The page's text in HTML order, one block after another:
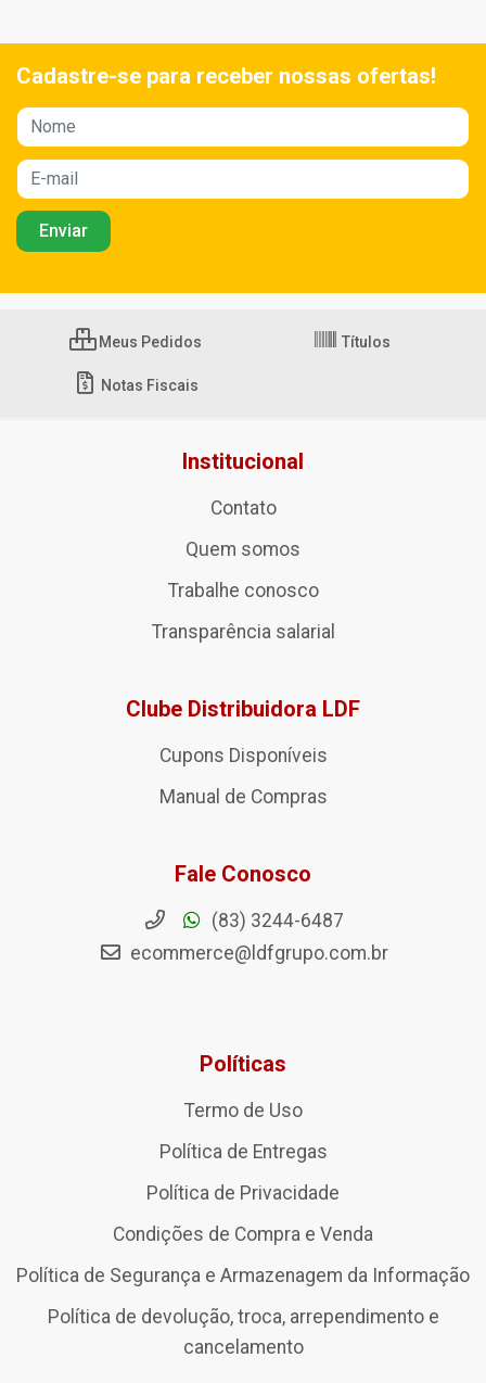
Cadastre-se para receber nossas ofertas!
Meus Pedidos Títulos
Notas Fiscais
Institucional
Contato
Quem somos
Trabalhe conosco
Transparência salarial
Clube Distribuidora LDF
Cupons Disponíveis
Manual de Compras
Fale Conosco
(83) 3244-6487
ecommerce@ldfgrupo.com.br
Políticas
Termo de Uso
Política de Entregas
Política de Privacidade
Condições de Compra e Venda
Política de Segurança e Armazenagem da Informação
Política de devolução, troca, arrependimento e
cancelamento